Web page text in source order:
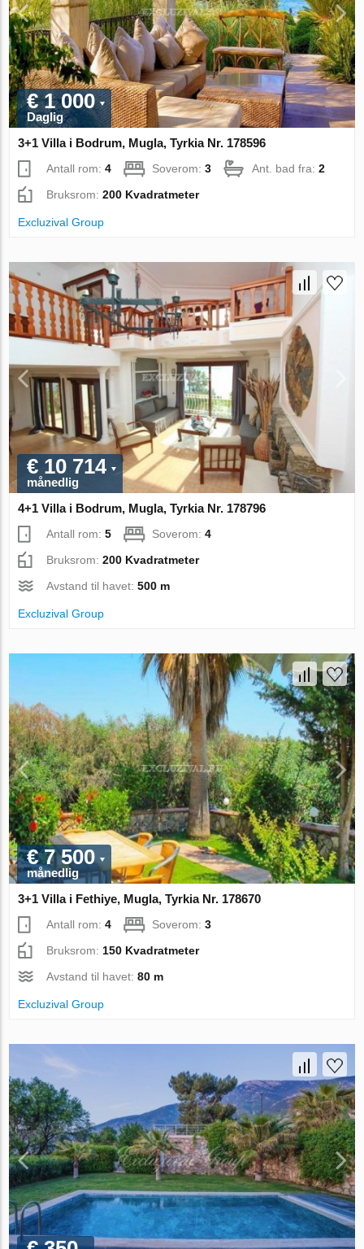
€ 1 000
Daglig
3+1 Villa i Bodrum, Mugla, Tyrkia Nr. 178596
Antall rom:4 Soverom:3 Ant. bad fra:2
Bruksrom:200 Kvadratmeter
Excluzival Group
€ 10 714
månedlig
4+1 Villa i Bodrum, Mugla, Tyrkia Nr. 178796
Antall rom:5 Soverom:4
Bruksrom:200 Kvadratmeter
Avstand til havet:500 m
Excluzival Group
€ 7 500
månedlig
3+1 Villa i Fethiye, Mugla, Tyrkia Nr. 178670
Antall rom:4 Soverom:3
Bruksrom:150 Kvadratmeter
Avstand til havet:80 m
Excluzival Group